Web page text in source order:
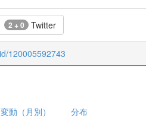
2 + 0 Twitter
120005592743
変動（月別） 分布